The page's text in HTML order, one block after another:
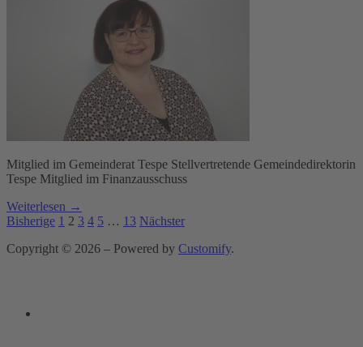
Mitglied im Gemeinderat Tespe Stellvertretende Gemeindedirektorin
Tespe Mitglied im Finanzausschuss
Weiterlesen →
Seitennummerierung
der
Bisherige 1 2 3 4 5 … 13 Nächster
Copyright © 2026 – Powered by Customify.